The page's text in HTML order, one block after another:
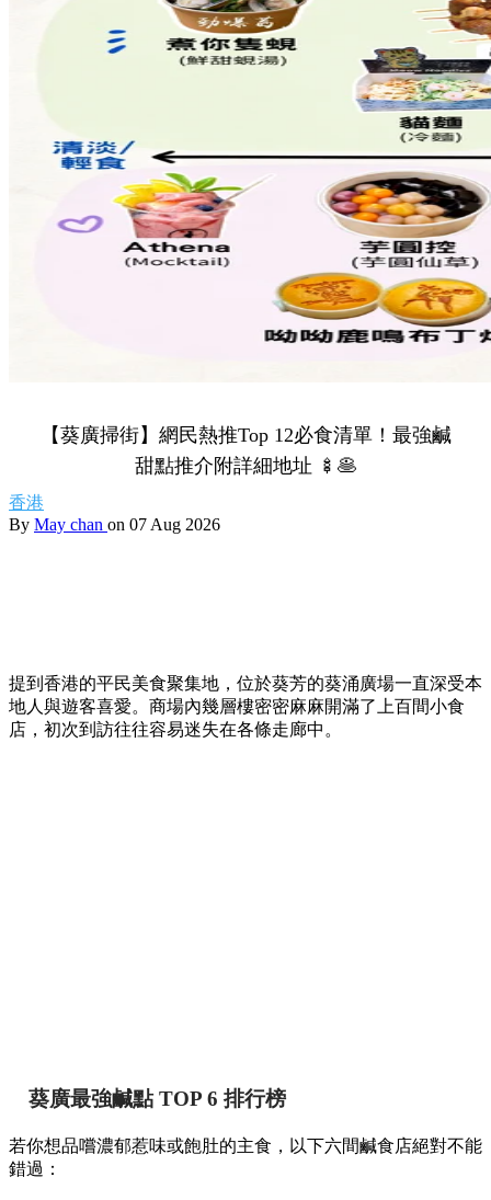
【葵廣掃街】網民熱推Top 12必食清單！最強鹹
甜點推介附詳細地址 🍢🥞
香港
By May chan on 07 Aug 2026
提到香港的平民美食聚集地，位於葵芳的葵涌廣場一直深受本
地人與遊客喜愛。商場內幾層樓密密麻麻開滿了上百間小食
店，初次到訪往往容易迷失在各條走廊中。
葵廣最強鹹點 TOP 6 排行榜
若你想品嚐濃郁惹味或飽肚的主食，以下六間鹹食店絕對不能
錯過：